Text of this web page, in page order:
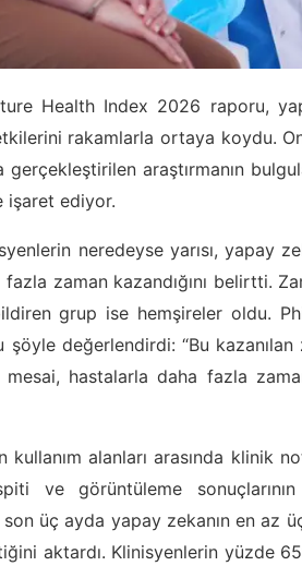
Health Index 2026 raporu,
rakamlarla ortaya koydu.
gerçekleştirilen araştırmanın
işaret ediyor.
neredeyse yarısı, yapay
fazla zaman kazandığını belirtti.
grup ise hemşireler oldu.
değerlendirdi: “Bu
hastalarla daha fazla
kullanım alanları arasında klinik
ve görüntüleme
son üç ayda yapay zekanın en
aktardı. Klinisyenlerin yüzde